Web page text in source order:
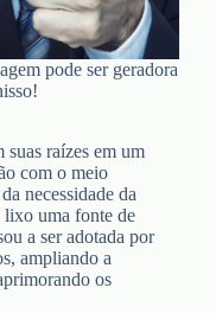
pode ser geradora
raízes em um
com o meio
necessidade da
lixo uma fonte de
a ser adotada por
ampliando a
os